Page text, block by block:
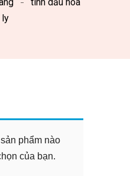
ly
phẩm nào
của bạn.